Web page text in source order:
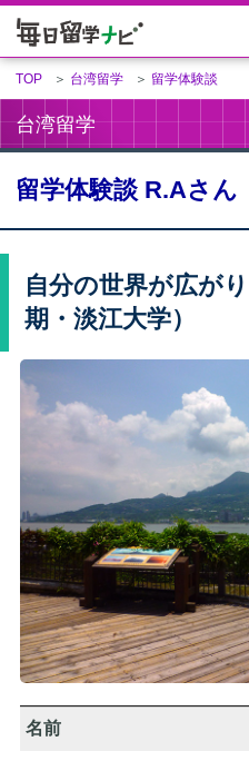
TOP ＞ 台湾留学 ＞ 留学体験談
台湾留学
留学体験談 R.Aさん
自分の世界が広が
期・淡江大学）
名前